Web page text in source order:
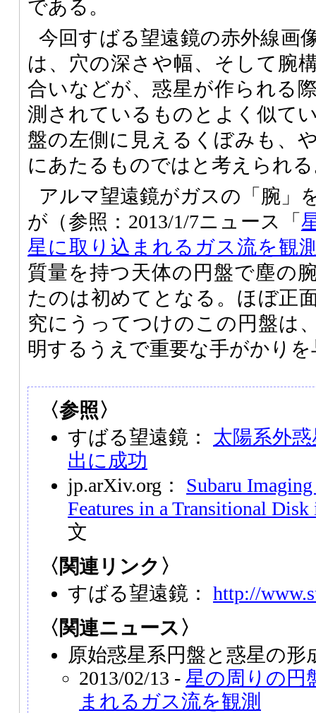
である。
今回すばる望遠鏡の赤外線画
は、穴の深さや幅、そして腕
合いなどが、惑星が作られる
測されているものとよく似て
盤の左側に見えるくぼみも、
にあたるものではと考えられ
アルマ望遠鏡がガスの「腕」
が（参照：2013/1/7ニュース「
星に取り込まれるガス流を観
質量を持つ天体の円盤で塵の
たのは初めてとなる。ほぼ正
究にうってつけのこの円盤は
明するうえで重要な手がかり
〈参照〉
すばる望遠鏡： 太陽系外
出に成功
jp.arXiv.org： Subaru
Features in a Transitional
文
〈関連リンク〉
すばる望遠鏡： http://
〈関連ニュース〉
原始惑星系円盤と惑星の形
2013/02/13 - 星の周りの円
まれるガス流を観測